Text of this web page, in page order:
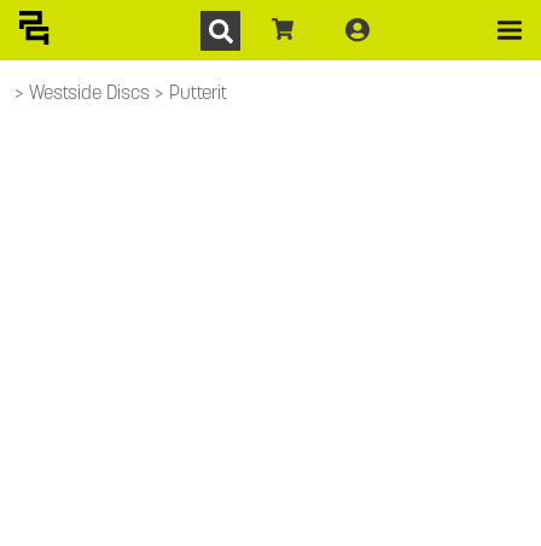
Westside Discs Putterit